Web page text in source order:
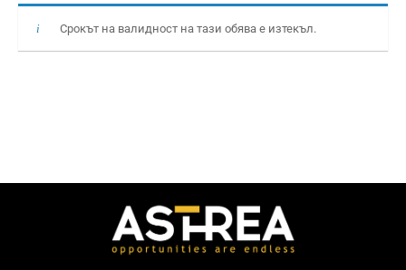
Срокът на валидност на тази обява е изтекъл.